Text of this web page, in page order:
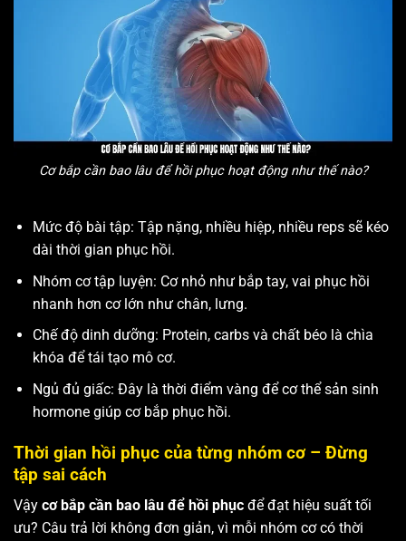
Cơ bắp cần bao lâu để hồi phục hoạt động như thế nào?
Mức độ bài tập: Tập nặng, nhiều hiệp, nhiều reps sẽ kéo
dài thời gian phục hồi.
Nhóm cơ tập luyện: Cơ nhỏ như bắp tay, vai phục hồi
nhanh hơn cơ lớn như chân, lưng.
Chế độ dinh dưỡng: Protein, carbs và chất béo là chìa
khóa để tái tạo mô cơ.
Ngủ đủ giấc: Đây là thời điểm vàng để cơ thể sản sinh
hormone giúp cơ bắp phục hồi.
Thời gian hồi phục của từng nhóm cơ – Đừng
tập sai cách
Vậy cơ bắp cần bao lâu để hồi phục để đạt hiệu suất tối
ưu? Câu trả lời không đơn giản, vì mỗi nhóm cơ có thời